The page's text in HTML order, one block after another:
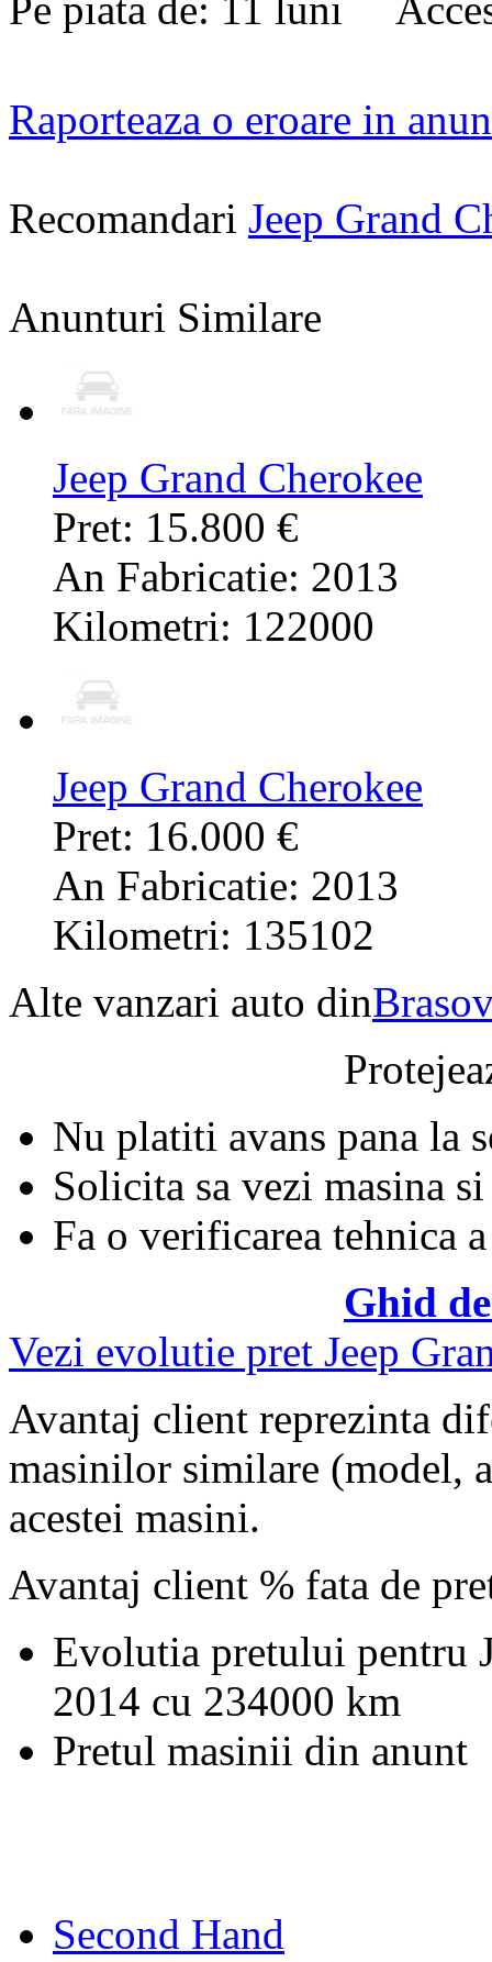
Pe piata de: 11 luni
Raporteaza o eroare in
Recomandari Jeep Grand
Anunturi Similare
Jeep Grand Cherokee
Pret: 15.800 €
An Fabricatie: 2013
Kilometri: 122000
Jeep Grand Cherokee
Pret: 16.000 €
An Fabricatie: 2013
Kilometri: 135102
Alte vanzari auto din
Nu platiti avans pana la
Solicita sa vezi masina si
Fa o verificarea tehnica
Ghid
Vezi evolutie pret Jeep
Avantaj client reprezinta
masinilor similare (model,
acestei masini.
Avantaj client % fata de
Evolutia pretului pentru
2014 cu 234000 km
Pretul masinii din anunt
Second Hand